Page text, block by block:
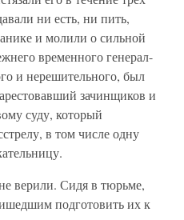
ни есть, ни пить,
и молили о сильной
временного генерал-
и нерешительного, был
зачинщиков и
суду, который
в том числе одну
верили. Сидя в тюрьме,
подготовить их к